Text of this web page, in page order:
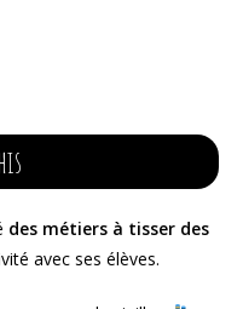
des métiers à tisser des
avec ses élèves.